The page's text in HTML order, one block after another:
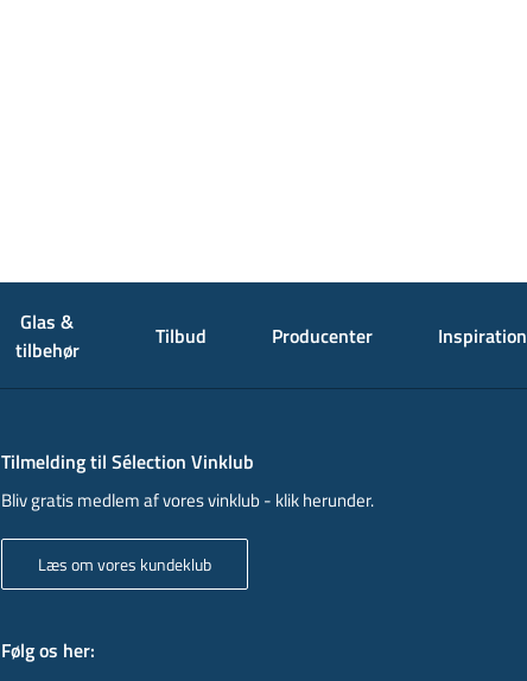
Glas &
tilbehør
Tilbud Producenter Inspiration
Tilmelding til Sélection Vinklub
Bliv gratis medlem af vores vinklub - klik herunder.
Læs om vores kundeklub
Følg os her: